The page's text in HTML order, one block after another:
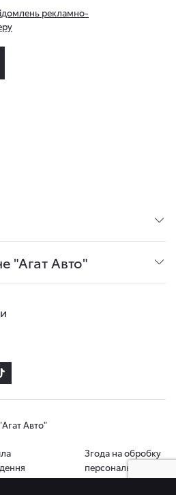
рекламно-
"Агат Авто"
Авто"
Згода на обробку
персональних
даних